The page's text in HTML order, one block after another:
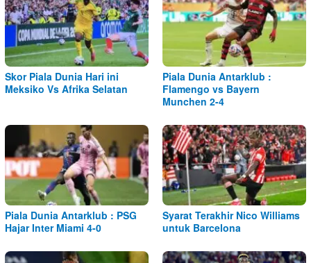
Skor Piala Dunia Hari ini
Meksiko Vs Afrika Selatan
Piala Dunia Antarklub :
Flamengo vs Bayern
Munchen 2-4
Piala Dunia Antarklub : PSG
Hajar Inter Miami 4-0
Syarat Terakhir Nico Williams
untuk Barcelona